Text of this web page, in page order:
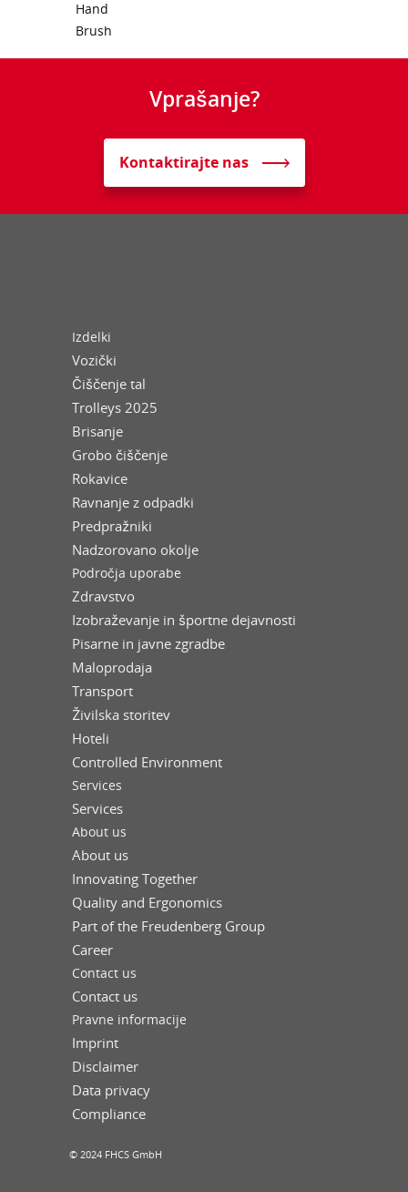
Hand
Brush
Vprašanje?
Kontaktirajte nas
Izdelki
Vozički
Čiščenje tal
Trolleys 2025
Brisanje
Grobo čiščenje
Rokavice
Ravnanje z odpadki
Predpražniki
Nadzorovano okolje
Področja uporabe
Zdravstvo
Izobraževanje in športne dejavnosti
Pisarne in javne zgradbe
Maloprodaja
Transport
Živilska storitev
Hoteli
Controlled Environment
Services
Services
About us
About us
Innovating Together
Quality and Ergonomics
Part of the Freudenberg Group
Career
Contact us
Contact us
Pravne informacije
Imprint
Disclaimer
Data privacy
Compliance
© 2024 FHCS GmbH